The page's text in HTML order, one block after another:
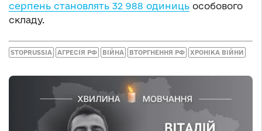
серпень становлять 32 988 одиниць особового
складу.
STOPRUSSIA АГРЕСІЯ РФ ВІЙНА ВТОРГНЕННЯ РФ ХРОНІКА ВІЙНИ